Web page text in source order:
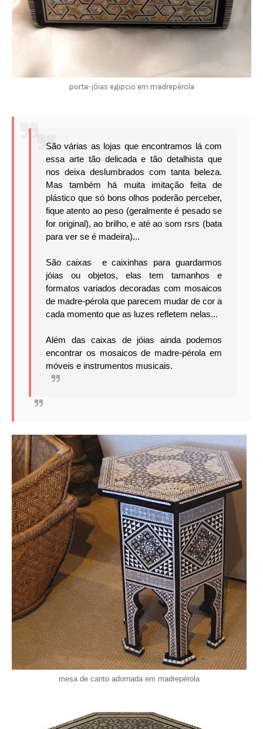
porta-jóias egipcio em madrepérola
São várias as lojas que encontramos lá com
essa arte tão delicada e tão detalhista que
nos deixa deslumbrados com tanta beleza.
Mas também há muita imitação feita de
plástico que só bons olhos poderão perceber,
fique atento ao peso (geralmente é pesado se
for original), ao brilho, e até ao som rsrs (bata
para ver se é madeira)...
São caixas e caixinhas para guardarmos
jóias ou objetos, elas tem tamanhos e
formatos variados decoradas com mosaicos
de madre-pérola que parecem mudar de cor a
cada momento que as luzes refletem nelas...
Além das caixas de jóias ainda podemos
encontrar os mosaicos de madre-pérola em
móveis e instrumentos musicais.
mesa de canto adornada em madrepérola